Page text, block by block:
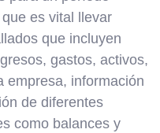
es vital llevar
que incluyen
gastos, activos,
empresa, información
de diferentes
como balances y